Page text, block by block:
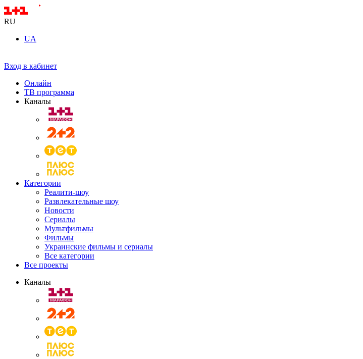
RU
UA
Вход в кабинет
Онлайн
ТВ программа
Каналы
Категории
Реалити-шоу
Развлекательные шоу
Новости
Сериалы
Мультфильмы
Фильмы
Украинские фильмы и сериалы
Все категории
Все проекты
Каналы